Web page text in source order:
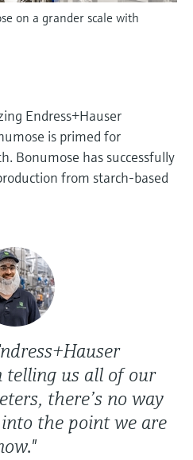
producto,
de
más
on a grander scale with
Endress+Hauser
is primed for
Bonumose has successfully
from starch-based
us all of our
there’s no way
the point we are